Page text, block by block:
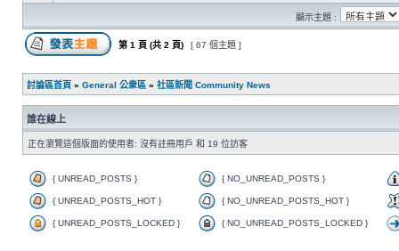
顯示主題 :
第 1 頁 (共 2 頁) [ 67 個主題 ]
討論區首頁 » General 公衆區 » 社區新聞 Community News
誰在線上
正在瀏覽這個版面的使用者: 沒有註冊用戶 和 19 位訪客
{ UNREAD_POSTS } { NO_UNREAD_POSTS }
{ UNREAD_POSTS_HOT } { NO_UNREAD_POSTS_HOT }
{ UNREAD_POSTS_LOCKED } { NO_UNREAD_POSTS_LOCKED }